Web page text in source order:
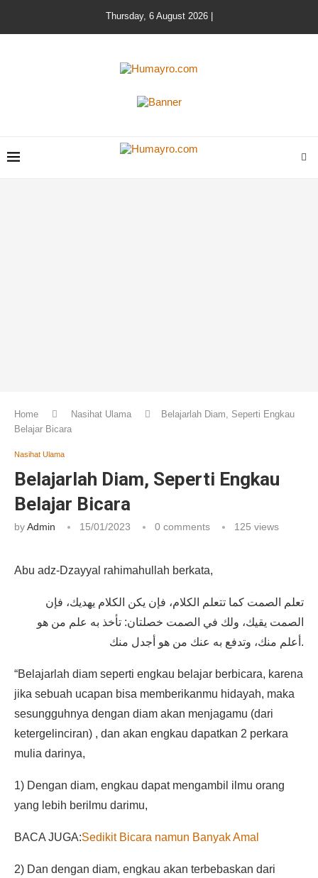
Thursday, 6 August 2026 |
Home Nasihat Ulama
Belajarlah Diam, Seperti Engkau
Belajar Bicara
Nasihat Ulama
Belajarlah Diam, Seperti Engkau
Belajar Bicara
byAdmin 15/01/2023 0 comments 125 views
Abu adz-Dzayyal rahimahullah berkata,
تعلم الصمت كما تتعلم الكلام، فإن يكن الكلام يهديك، فإن
الصمت يقيك، ولك في الصمت خصلتان: تأخذ به علم من هو
أعلم منك، وتدفع به عنك من هو أجدل منك.
“Belajarlah diam seperti engkau belajar berbicara, karena
jika sebuah ucapan bisa memberikanmu hidayah, maka
sesungguhnya dengan diam akan menjagamu (dari
ketergelinciran) , dan akan engkau dapatkan 2 perkara
mulia darinya,
1) Dengan diam, engkau dapat mengambil ilmu orang
yang lebih berilmu darimu,
BACA JUGA:Sedikit Bicara namun Banyak Amal
2) Dan dengan diam, engkau akan terbebaskan dari